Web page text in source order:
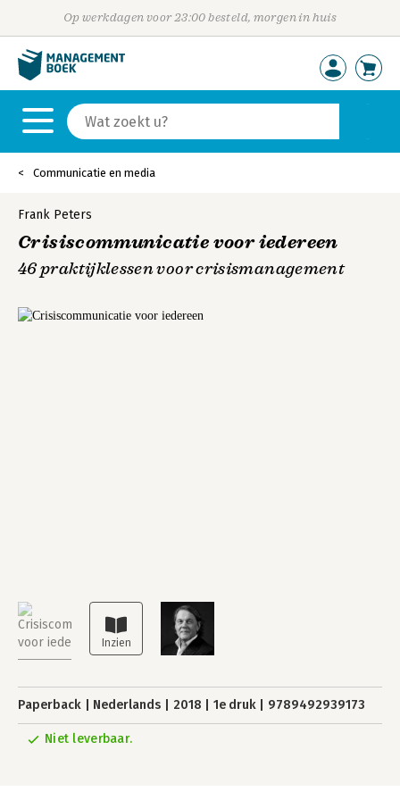
Op werkdagen voor 23:00 besteld, morgen in huis
Communicatie en media
Frank Peters
Crisiscommunicatie voor iedereen
46 praktijklessen voor crisismanagement
Paperback Nederlands 2018 1e druk 9789492939173
Niet leverbaar.